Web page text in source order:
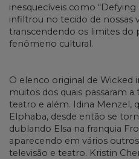
inesquecíveis como “Defying
infiltrou no tecido de nossas
transcendendo os limites do
fenômeno cultural.
O elenco original de Wicked
muitos dos quais passaram
teatro e além. Idina Menzel,
Elphaba, desde então se
dublando Elsa na franquia
aparecendo em vários
televisão e teatro. Kristin